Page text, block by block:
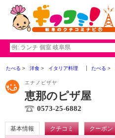
たべる 洋食 イタリア料理 たべる
エナノピザヤ
恵那のピザ屋
0573-25-6882
基本情報 クチコミ クーポン